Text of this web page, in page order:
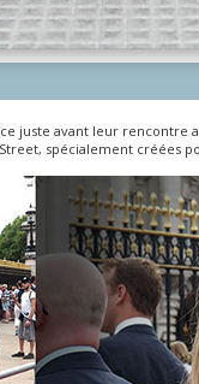
juste avant leur rencontre
spécialement créées